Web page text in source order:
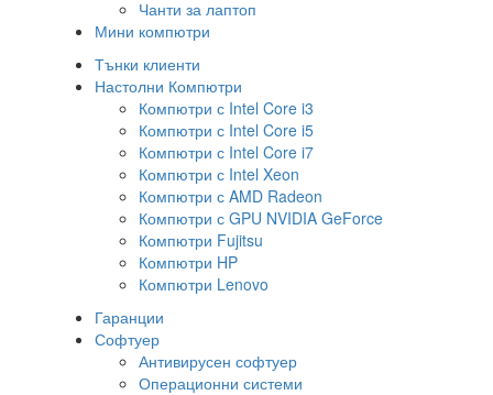
Чанти за лаптоп
Мини компютри
Тънки клиенти
Настолни Компютри
Компютри с Intel Core i3
Компютри с Intel Core i5
Компютри с Intel Core i7
Компютри с Intel Xeon
Компютри с AMD Radeon
Компютри с GPU NVIDIA GeForce
Компютри Fujitsu
Компютри HP
Компютри Lenovo
Гаранции
Софтуер
Антивирусен софтуер
Операционни системи